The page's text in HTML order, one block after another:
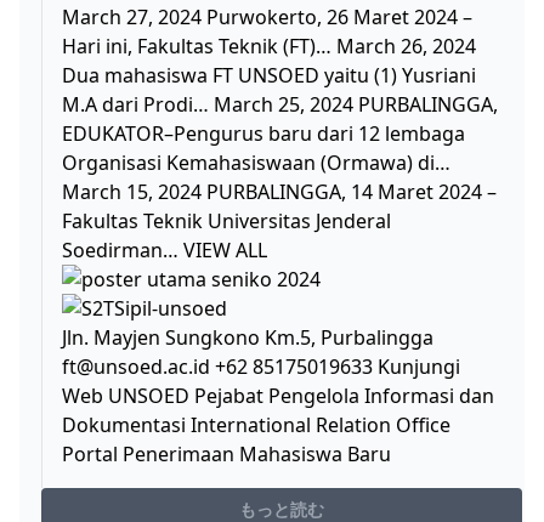
March 27, 2024 Purwokerto, 26 Maret 2024 –
Hari ini, Fakultas Teknik (FT)… March 26, 2024
Dua mahasiswa FT UNSOED yaitu (1) Yusriani
M.A dari Prodi… March 25, 2024 PURBALINGGA,
EDUKATOR–Pengurus baru dari 12 lembaga
Organisasi Kemahasiswaan (Ormawa) di…
March 15, 2024 PURBALINGGA, 14 Maret 2024 –
Fakultas Teknik Universitas Jenderal
Soedirman… VIEW ALL
Jln. Mayjen Sungkono Km.5, Purbalingga
ft@unsoed.ac.id +62 85175019633 Kunjungi
Web UNSOED Pejabat Pengelola Informasi dan
Dokumentasi International Relation Office
Portal Penerimaan Mahasiswa Baru
もっと読む